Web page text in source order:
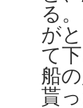
る
が
て
船
貰っ